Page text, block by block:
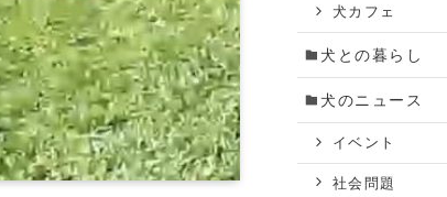
犬カフェ
犬との暮らし
犬のニュース
イベント
社会問題